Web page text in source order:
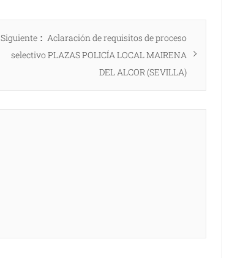
Siguiente
Entrada
siguiente:
Aclaración de requisitos de proceso
selectivo PLAZAS POLICÍA LOCAL MAIRENA
DEL ALCOR (SEVILLA)